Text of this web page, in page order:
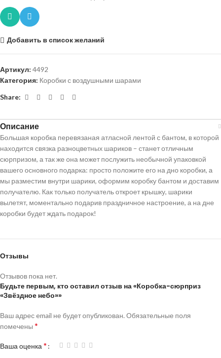
Добавить в список желаний
Артикул: 4492
Категория: Коробки с воздушными шарами
Share:
Описание
Большая коробка перевязаная атласной лентой с бантом, в которой
находится связка разноцветных шариков – станет отличным
сюрпризом, а так же она может послужить необычной упаковкой
вашего основного подарка: просто положите его на дно коробки, а
мы разместим внутри шарики, оформим коробку бантом и доставим
получателю. Как только получатель откроет крышку, шарики
вылетят, моментально подарив праздничное настроение, а на дне
коробки будет ждать подарок!
Отзывы
Отзывов пока нет.
Будьте первым, кто оставил отзыв на «Коробка-сюрприз
«Звёздное небо»»
Ваш адрес email не будет опубликован. Обязательные поля
помечены *
Ваша оценка *